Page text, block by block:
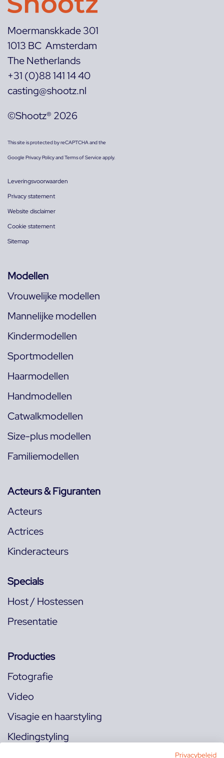
Moermanskkade 301
1013 BC Amsterdam
The Netherlands
+31 (0)88 141 14 40
casting@shootz.nl
©Shootz® 2026
This site is protected by reCAPTCHA and the
GooglePrivacy PolicyandTerms of Serviceapply.
Leveringsvoorwaarden
Privacy statement
Website disclaimer
Cookie statement
Sitemap
Modellen
Vrouwelijke modellen
Mannelijke modellen
Kindermodellen
Sportmodellen
Haarmodellen
Handmodellen
Catwalkmodellen
Size-plus modellen
Familiemodellen
Acteurs & Figuranten
Acteurs
Actrices
Kinderacteurs
Specials
Host / Hostessen
Presentatie
Producties
Fotografie
Video
Visagie en haarstyling
Kledingstyling
Privacybeleid